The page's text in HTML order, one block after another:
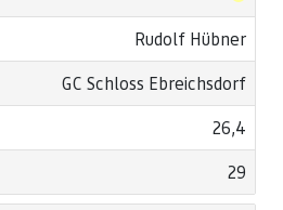
Rudolf Hübner
GC Schloss Ebreichsdorf
26,4
29